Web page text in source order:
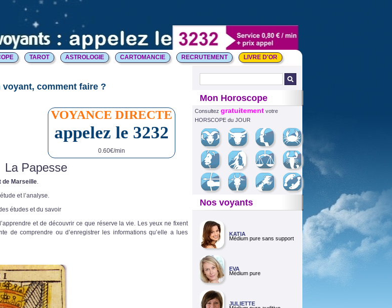
TAROT ASTROLOGIE CARTOMANCIE RECRUTEMENT LIVRE D'OR
comment faire ?
VOYANCE DIRECTE
appelez le 3232
0.60€/min
La Papesse
de Marseille.
et l’analyse.
études et du savoir
et de découvrir ce que réserve la vie. Les yeux ne fixent
de comprendre ou d’enregistrer les informations qu’elle a lues
Mon Horoscope
Consultez gratuitement votre
HORSCOPE du JOUR
Nos voyants
KATIA
Médium pure sans support
EVA
Médium pure
JULIETTE